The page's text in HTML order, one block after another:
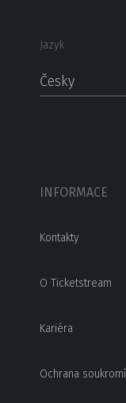
Jazyk
Česky
INFORMACE
Kontakty
O Ticketstream
Kariéra
Ochrana soukromí